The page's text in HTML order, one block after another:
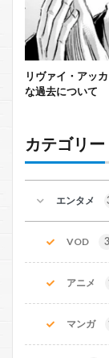
リヴァイ・アッ
な過去について
カテゴリー
エンタメ
VOD 3
アニメ
マンガ